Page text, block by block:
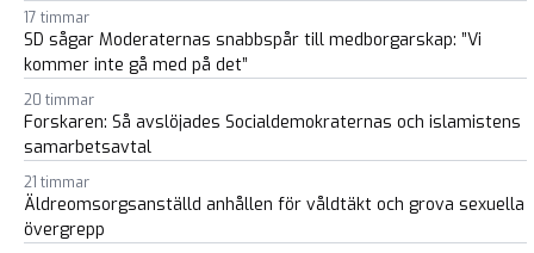
17 timmar
SD sågar Moderaternas snabbspår till medborgarskap: ”Vi
kommer inte gå med på det”
20 timmar
Forskaren: Så avslöjades Socialdemokraternas och islamistens
samarbetsavtal
21 timmar
Äldreomsorgsanställd anhållen för våldtäkt och grova sexuella
övergrepp